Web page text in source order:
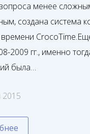
менее
создана система
2009 гг., именно
была…
2015